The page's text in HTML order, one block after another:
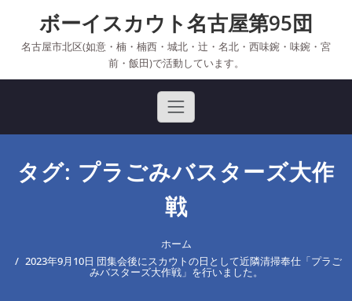
content
ボーイスカウト名古屋第95団
名古屋市北区(如意・楠・楠西・城北・辻・名北・西味鋺・味鋺・宮
前・飯田)で活動しています。
タグ: プラごみバスターズ大作
戦
ホーム
2023年9月10日 団集会後にスカウトの日として近隣清掃奉仕「プラご
みバスターズ大作戦」を行いました。